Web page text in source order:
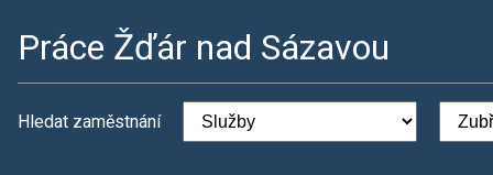
Práce Žďár nad Sázavou
Hledat zaměstnání